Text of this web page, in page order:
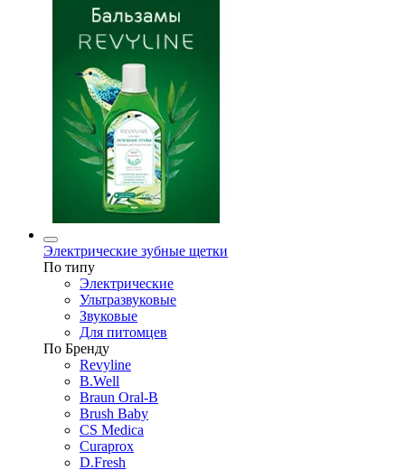
Электрические зубные щетки
По типу
Электрические
Ультразвуковые
Звуковые
Для питомцев
По Бренду
Revyline
B.Well
Braun Oral-B
Brush Baby
CS Medica
Curaprox
D.Fresh